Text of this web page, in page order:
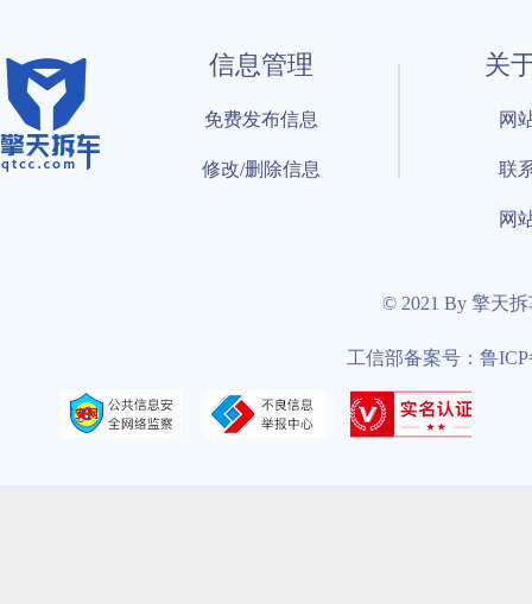
信息管理
免费发布信息
修改/删除信息
关
网
联
网
© 2021 By 擎天
工信部备案号：鲁